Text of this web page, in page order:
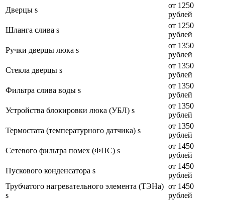
Дверцы s
от 1250
рублей
Шланга слива s
от 1250
рублей
Ручки дверцы люка s
от 1350
рублей
Стекла дверцы s
от 1350
рублей
Фильтра слива воды s
от 1350
рублей
Устройства блокировки люка (УБЛ) s
от 1350
рублей
Термостата (температурного датчика) s
от 1350
рублей
Сетевого фильтра помех (ФПС) s
от 1450
рублей
Пускового конденсатора s
от 1450
рублей
Трубчатого нагревательного элемента (ТЭНа)
s
от 1450
рублей